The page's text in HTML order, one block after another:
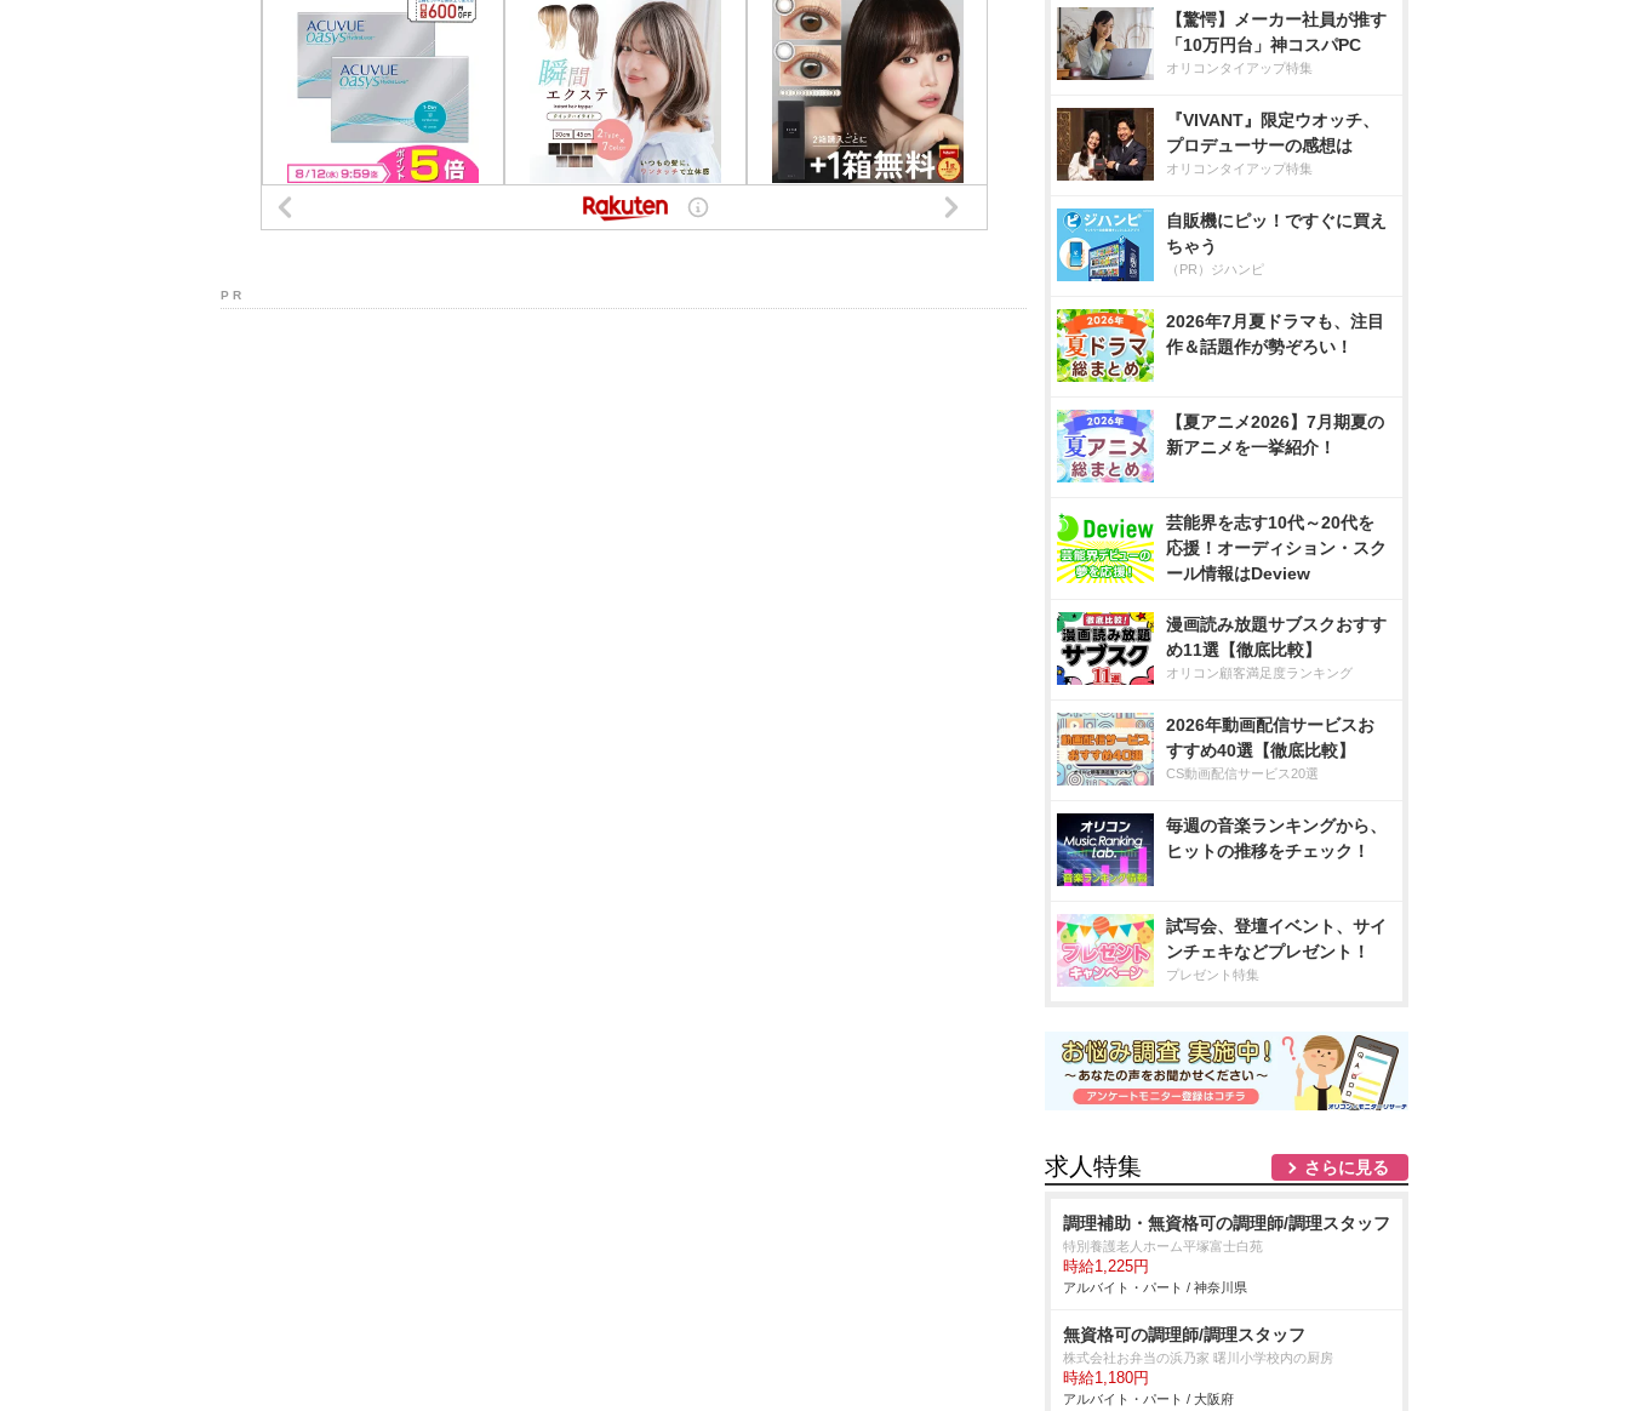
P R
【驚愕】メーカー社員が推す
「10万円台」神コスパPC
オリコンタイアップ特集
『VIVANT』限定ウオッチ、
プロデューサーの感想は
オリコンタイアップ特集
自販機にピッ！ですぐに買え
ちゃう
（PR）ジハンピ
2026年7月夏ドラマも、注目
作＆話題作が勢ぞろい！
【夏アニメ2026】7月期夏の
新アニメを一挙紹介！
芸能界を志す10代～20代を
応援！オーディション・スク
ール情報はDeview
漫画読み放題サブスクおすす
め11選【徹底比較】
オリコン顧客満足度ランキング
2026年動画配信サービスお
すすめ40選【徹底比較】
CS動画配信サービス20選
毎週の音楽ランキングから、
ヒットの推移をチェック！
試写会、登壇イベント、サイ
ンチェキなどプレゼント！
プレゼント特集
求人特集 さらに見る
調理補助・無資格可の調理師/調理スタッフ
特別養護老人ホーム平塚富士白苑
時給1,225円
アルバイト・パート / 神奈川県
無資格可の調理師/調理スタッフ
株式会社お弁当の浜乃家 曙川小学校内の厨房
時給1,180円
アルバイト・パート / 大阪府